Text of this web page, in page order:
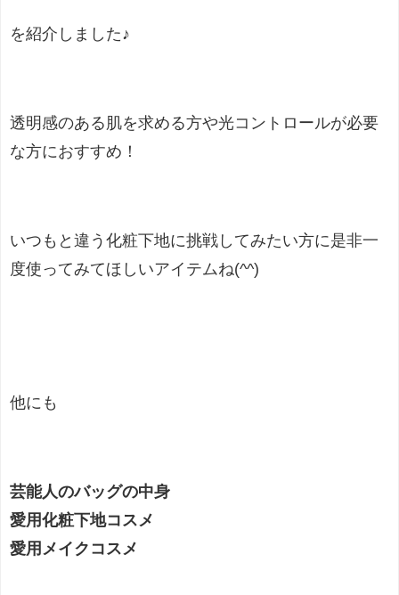
を紹介しました♪
透明感のある肌を求める方や光コントロールが必要
な方におすすめ！
いつもと違う化粧下地に挑戦してみたい方に是非一
度使ってみてほしいアイテムね(^^)
他にも
芸能人のバッグの中身
愛用化粧下地コスメ
愛用メイクコスメ